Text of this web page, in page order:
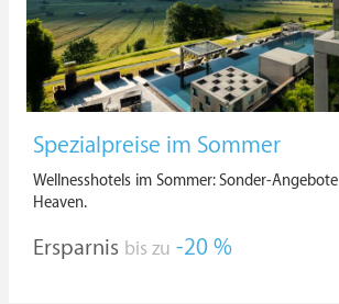
Spezialpreise im Sommer
Wellnesshotels im Sommer: Sonder-
Heaven.
Ersparnis bis zu -20 %